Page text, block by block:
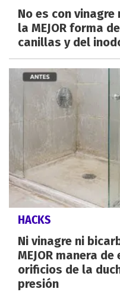
No es con
la MEJOR forma
canillas y del
HACKS
Ni vinagre ni
MEJOR manera
orificios de la
presión